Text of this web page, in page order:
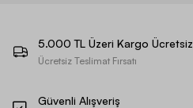
5.000 TL Üzeri Kargo Ücretsiz
Ücretsiz Teslimat Fırsatı
Güvenli Alışveriş